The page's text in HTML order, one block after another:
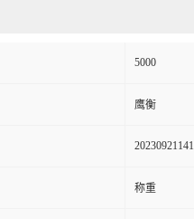
5000
鹰衡
称重